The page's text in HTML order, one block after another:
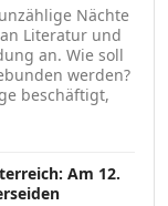
Nächte
Literatur und
an. Wie soll
werden?
beschäftigt,
Am 12.